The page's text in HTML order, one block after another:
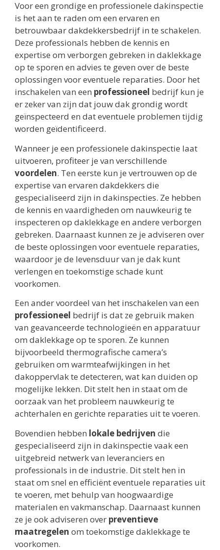
Voor een grondige en professionele dakinspectie
is het aan te raden om een ervaren en
betrouwbaar dakdekkersbedrijf in te schakelen.
Deze professionals hebben de kennis en
expertise om verborgen gebreken in daklekkage
op te sporen en advies te geven over de beste
oplossingen voor eventuele reparaties. Door het
inschakelen van een professioneel bedrijf kun je
er zeker van zijn dat jouw dak grondig wordt
geïnspecteerd en dat eventuele problemen tijdig
worden geïdentificeerd.
Wanneer je een professionele dakinspectie laat
uitvoeren, profiteer je van verschillende
voordelen. Ten eerste kun je vertrouwen op de
expertise van ervaren dakdekkers die
gespecialiseerd zijn in dakinspecties. Ze hebben
de kennis en vaardigheden om nauwkeurig te
inspecteren op daklekkage en andere verborgen
gebreken. Daarnaast kunnen ze je adviseren over
de beste oplossingen voor eventuele reparaties,
waardoor je de levensduur van je dak kunt
verlengen en toekomstige schade kunt
voorkomen.
Een ander voordeel van het inschakelen van een
professioneel bedrijf is dat ze gebruik maken
van geavanceerde technologieën en apparatuur
om daklekkage op te sporen. Ze kunnen
bijvoorbeeld thermografische camera’s
gebruiken om warmteafwijkingen in het
dakoppervlak te detecteren, wat kan duiden op
mogelijke lekken. Dit stelt hen in staat om de
oorzaak van het probleem nauwkeurig te
achterhalen en gerichte reparaties uit te voeren.
Bovendien hebben lokale bedrijven die
gespecialiseerd zijn in dakinspectie vaak een
uitgebreid netwerk van leveranciers en
professionals in de industrie. Dit stelt hen in
staat om snel en efficiënt eventuele reparaties uit
te voeren, met behulp van hoogwaardige
materialen en vakmanschap. Daarnaast kunnen
ze je ook adviseren over preventieve
maatregelen om toekomstige daklekkage te
voorkomen.